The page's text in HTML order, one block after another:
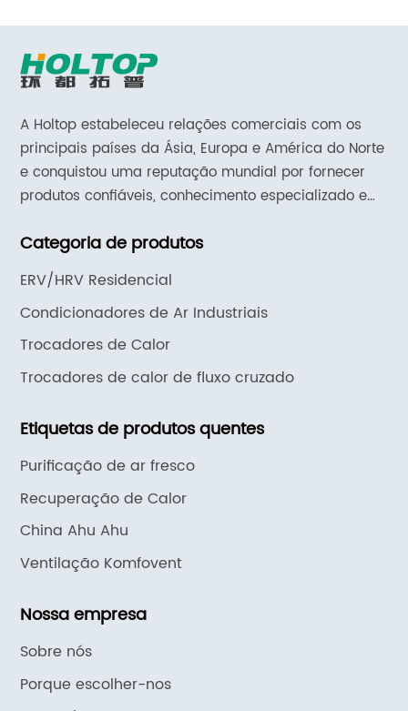
A Holtop estabeleceu relações comerciais com os
principais países da Ásia, Europa e América do Norte
e conquistou uma reputação mundial por fornecer
produtos confiáveis, conhecimento especializado em
Categoria de produtos
ERV/HRV Residencial
Condicionadores de Ar Industriais
Trocadores de Calor
Trocadores de calor de fluxo cruzado
Etiquetas de produtos quentes
Purificação de ar fresco
Recuperação de Calor
China Ahu Ahu
Ventilação Komfovent
Nossa empresa
Sobre nós
Porque escolher-nos